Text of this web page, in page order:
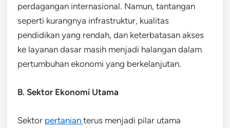
perdagangan internasional. Namun, tantangan
seperti kurangnya infrastruktur, kualitas
pendidikan yang rendah, dan keterbatasan akses
ke layanan dasar masih menjadi halangan dalam
pertumbuhan ekonomi yang berkelanjutan.
B. Sektor Ekonomi Utama
Sektor pertanian terus menjadi pilar utama